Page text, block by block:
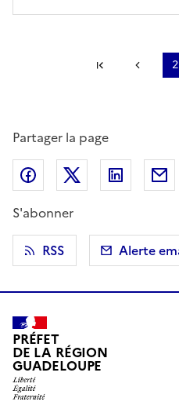
Première 2
Partager la page
Partager sur Facebook
Partager sur
S'abonner
RSS
Alerte
PRÉFET
DE LA RÉGION
GUADELOUPE